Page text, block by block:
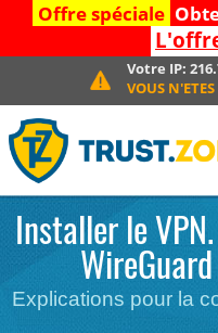
Offre spéciale
Votre IP:
VOUS
Installer le
Explications pour la